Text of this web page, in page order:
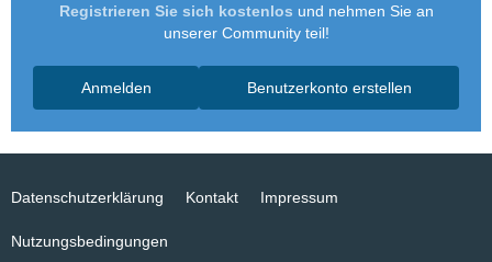
Registrieren Sie sich kostenlos und nehmen Sie an
unserer Community teil!
Benutzerkonto erstellen
Anmelden
Datenschutzerklärung Kontakt Impressum
Nutzungsbedingungen